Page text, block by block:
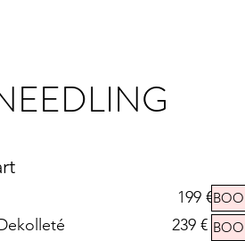
Start
+ Hals 199 €
+ Dekolleté 239 €